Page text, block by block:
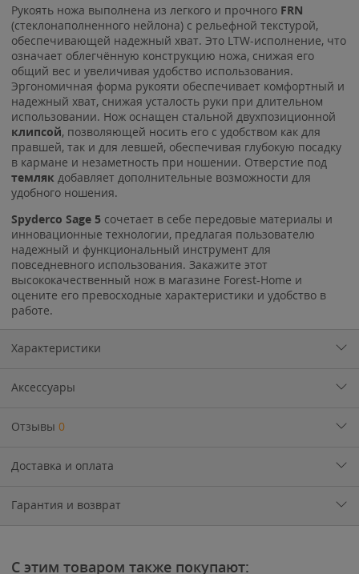
Рукоять ножа выполнена из легкого и прочного FRN
(стеклонаполненного нейлона) с рельефной текстурой,
обеспечивающей надежный хват. Это LTW-исполнение, что
означает облегчённую конструкцию ножа, снижая его
общий вес и увеличивая удобство использования.
Эргономичная форма рукояти обеспечивает комфортный и
надежный хват, снижая усталость руки при длительном
использовании. Нож оснащен стальной двухпозиционной
клипсой, позволяющей носить его с удобством как для
правшей, так и для левшей, обеспечивая глубокую посадку
в кармане и незаметность при ношении. Отверстие под
темляк добавляет дополнительные возможности для
удобного ношения.
Spyderco Sage 5 сочетает в себе передовые материалы и
инновационные технологии, предлагая пользователю
надежный и функциональный инструмент для
повседневного использования. Закажите этот
высококачественный нож в магазине Forest-Home и
оцените его превосходные характеристики и удобство в
работе.
Характеристики
Аксессуары
Отзывы 0
Доставка и оплата
Гарантия и возврат
С этим товаром также покупают: